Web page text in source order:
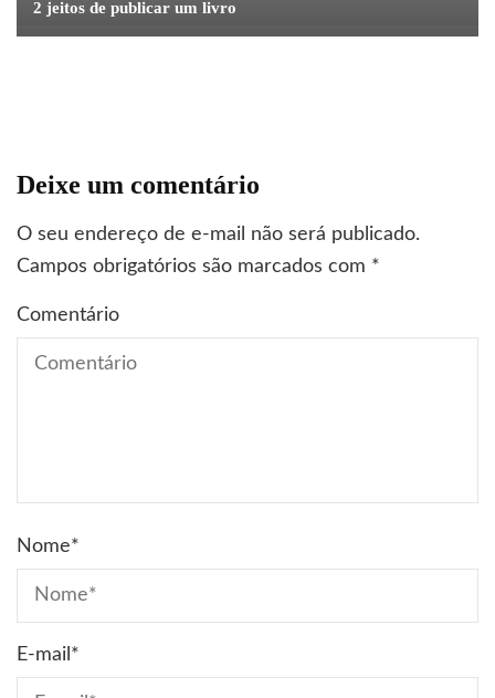
2 jeitos de publicar um livro
curiosidades humor utilidades
Alemão para debochados 9: Lego de araque (continuação)
Deixe um comentário
O seu endereço de e-mail não será publicado.
Campos obrigatórios são marcados com *
Comentário
Nome*
E-mail *